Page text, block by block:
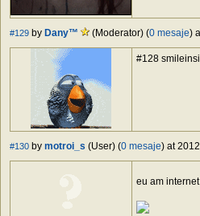
#129 by Dany™ (Moderator) (0 mesaje)
#128
#130 by motroi_s (User) (0 mesaje) at
eu am